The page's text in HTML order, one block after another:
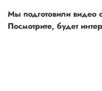
Мы подготовили видео
Посмотрите, будет